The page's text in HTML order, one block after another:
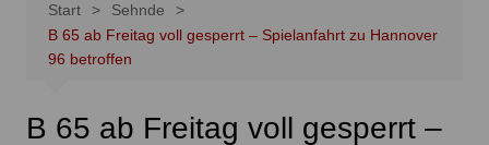
Start
Sehnde
B 65 ab Freitag voll gesperrt – Spielanfahrt zu Hannover
96 betroffen
B 65 ab Freitag voll gesperrt –